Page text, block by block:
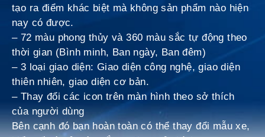
tạo ra điểm khác biệt mà không sản phẩm nào hiện
nay có được.
– 72 màu phong thủy và 360 màu sắc tự động theo
thời gian (Bình minh, Ban ngày, Ban đêm)
– 3 loại giao diện: Giao diện công nghệ, giao diện
thiên nhiên, giao diện cơ bản.
– Thay đổi các icon trên màn hình theo sở thích
của người dùng
Bên cạnh đó bạn hoàn toàn có thể thay đổi mẫu xe,